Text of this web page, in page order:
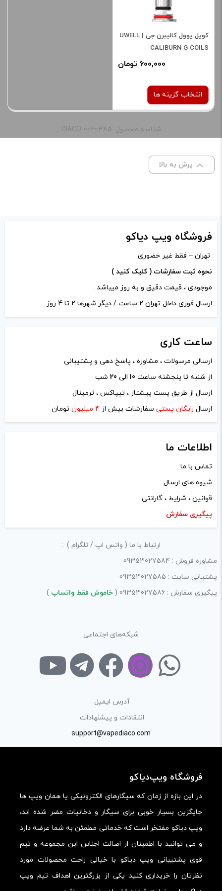
دیدگاه شما*
نام *
ذخیره نام، ایمیل و وبسایت من در مرورگر برای زمانی که دوباره
دیدگاهی می‌نویسم.
از ارسال لینک‌های سایت‌های دیگر و ارایه‌ی اطلاعات شخصی
خودتان مثل شماره تماس، ایمیل و آی‌دی شبکه‌های اجتماعی
پرهیز کنید.
در نظر داشته باشید هدف نهایی از ارائه‌ی نظر درباره‌ی کالا
ارائه‌ی اطلاعات مشخص و دقیق برای راهنمایی سایر کاربران در
فرآیند خرید یک محصول توسط ایشان است.
«پرسش و پاسخ» مطرح کنید.
کیفیت ساخت:
کارایی:
ارزش خرید در برابر قیمت:
کویل یوول کالیبرن جی | UWELL
CALIBURN G COILS
600,000 تومان
انتخاب گزینه ها
کنید.
آخرین بروزرسانی
قیمت: 21 ساعت پیش
تمامی قیمت ها بروز
هستند.
+
ک
پ
شناسه محصول: DIACO-0020385
پرش به بالا
فروشگاه ویپ دیاکو
تهران – فقط غیر حضوری
نحوه ثبت سفارشات ( کلیک کنید )
موجودی ، قیمت دقیق و به روز میباشد .
ارسال فوری داخل تهران 2 ساعت / دیگر شهرها 2 تا 4 روز
ساعت کاری
ارسالی مرسولات ، مشاوره ، پاسخ دهی و پشتیبانی
از شنبه تا پنجشنه ساعت 10 الی 20 شب
ارسال از طریق پست پیشتاز ، تیپاکس ، ترمینال
ارسال رایگان پستی سفارشات بیش از 4 میلیون تومان
اطلاعات ما
تماس با ما
شیوه های ارسال
قوانین ، شرایط ، گارانتی
پیگیری سفارش
ارتباط با ما ( واتس اپ / تلگرام ) :
مشاوره فروش : 09353027584
پشتیانی سایت : 09353027585
پیگیری سفارش : 09353027586 (
خاموش فقط واتساپ )
شبکه‌های اجتماعی
آدرس ایمیل
انتقادات و پیشنهادات
support@vapediaco.com
فروشگاه ویپ‌دیاکو
در این بازه از زمان که سیگارهای الکترونیکی یا همان ویپ ها
جایگزین بسیار خوبی برای سیگار و دخانیات مضر شده اند،
ویپ دیاکو مفتخر است که خدماتی مطمئن به شما عرضه دارد
و می توانید با اطمینان از اصالت اجناس این مجموعه و تیم
قوی پشتیبانی ویپ دیاکو با خیالی راحت محصولات مورد
نظرتان را خریداری کنید یکی از بزرگترین اهداف تیم ویپ